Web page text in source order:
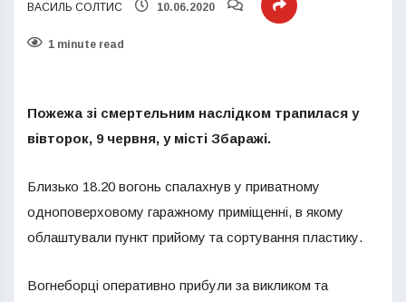
ВАСИЛЬ СОЛТИС 10.06.2020
1 minute read
Пожежа зі смертельним наслідком трапилася у
вівторок, 9 червня, у місті Збаражі.
Близько 18.20 вогонь спалахнув у приватному
одноповерховому гаражному приміщенні, в якому
облаштували пункт прийому та сортування пластику.
Вогнеборці оперативно прибули за викликом та